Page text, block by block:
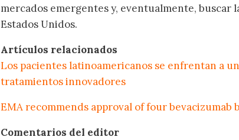
mercados emergentes y, eventualmente, buscar
Estados Unidos.
Artículos relacionados
Los pacientes latinoamericanos se enfrentan a
tratamientos innovadores
EMA recommends approval of four bevacizumab
Comentarios del editor